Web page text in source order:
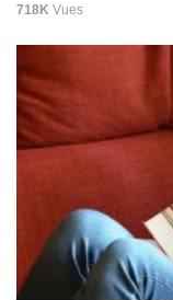
718K Vues